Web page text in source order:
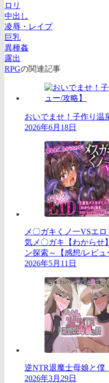
ロリ
中出し
凌辱・レイプ
巨乳
異種姦
露出
RPGの関連記事
おいでませ！子作り温
2026年6月18日
メ〇ガキくノ一VSエ
気メ〇ガキ【わからせ
ン探索～【感想/レビュ
2026年5月11日
逆NTR退魔士母娘と僕
2026年3月29日